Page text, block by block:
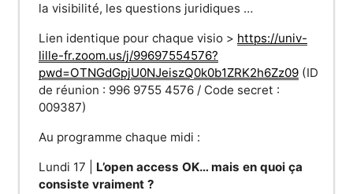
la visibilité, les questions juridiques …
Lien identique pour chaque visio > https://univ-
lille-fr.zoom.us/j/99697554576?
pwd=OTNGdGpjU0NJeiszQ0k0b1ZRK2h6Zz09 (ID
de réunion : 996 9755 4576 / Code secret :
009387)
Au programme chaque midi :
Lundi 17 | L’open access OK… mais en quoi ça
consiste vraiment ?